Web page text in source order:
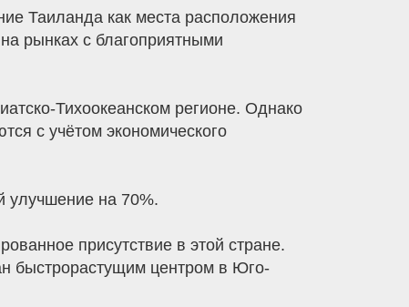
Таиланда как места расположения
рынках с благоприятными
Тихоокеанском регионе. Однако
с учётом экономического
улучшение на 70%.
присутствие в этой стране.
быстрорастущим центром в Юго-